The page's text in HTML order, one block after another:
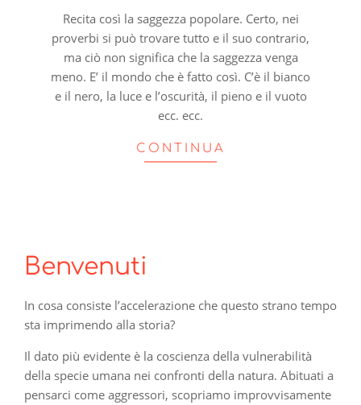
Recita così la saggezza popolare. Certo, nei
proverbi si può trovare tutto e il suo contrario,
ma ciò non significa che la saggezza venga
meno. E’ il mondo che è fatto così. C’è il bianco
e il nero, la luce e l’oscurità, il pieno e il vuoto
ecc. ecc.
CONTINUA
Benvenuti
In cosa consiste l’accelerazione che questo strano tempo
sta imprimendo alla storia?
Il dato più evidente è la coscienza della vulnerabilità
della specie umana nei confronti della natura. Abituati a
pensarci come aggressori, scopriamo improvvisamente